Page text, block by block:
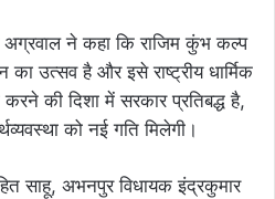
अग्रवाल ने कहा कि राजिम कुंभ कल्प
उत्सव है और इसे राष्ट्रीय धार्मिक
की दिशा में सरकार प्रतिबद्ध है,
को नई गति मिलेगी।
साहू, अभनपुर विधायक इंद्रकुमार